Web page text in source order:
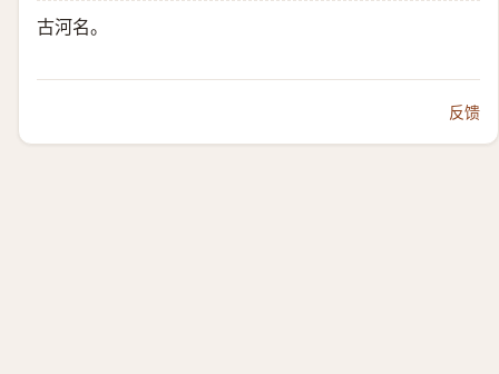
古河名。
反馈